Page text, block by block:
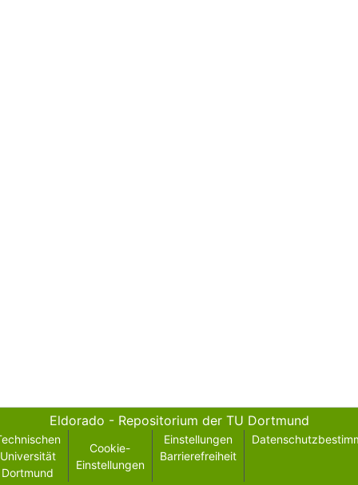
Eldorado - Repositorium der TU Dortmund
Universität
Dortmund
Cookie-
Einstellungen
Einstellungen
Barrierefreiheit